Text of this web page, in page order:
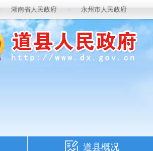
湖南省人民政府 永州市人民政府
道县概况